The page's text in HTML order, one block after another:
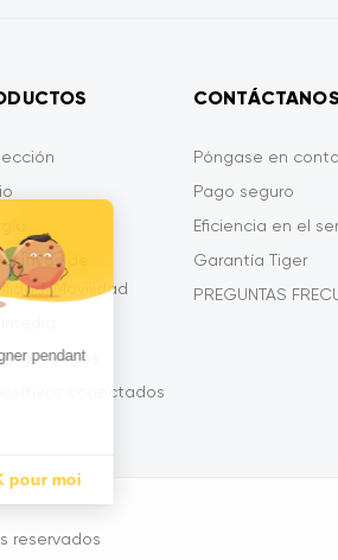
pendant
pour moi
de
Movilidad
Juegos
conectados
CONTÁCTANOS
Póngase en
Pago seguro
Eficiencia en el
Garantía Tiger
PREGUNTAS
reservados